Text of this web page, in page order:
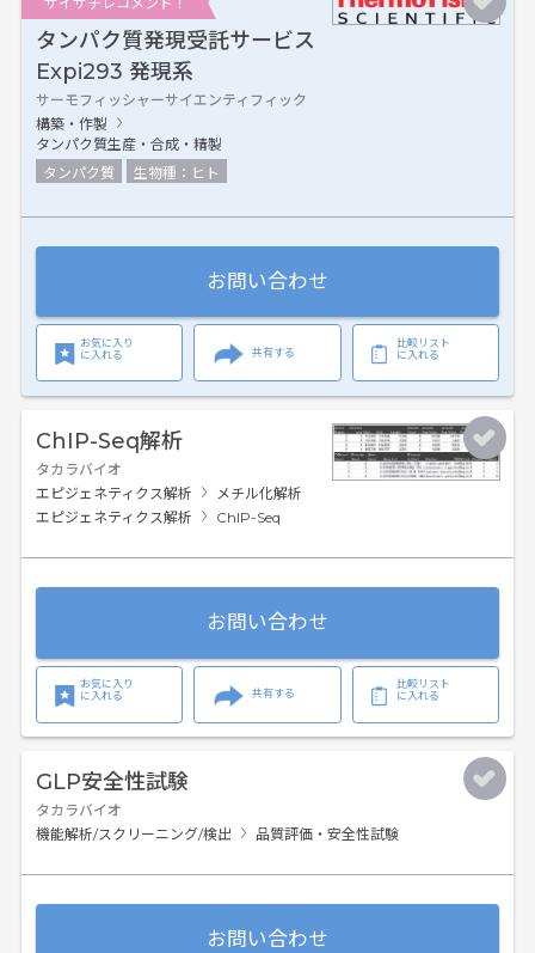
タンパク質発現受託サービス
Expi293 発現系
サーモフィッシャーサイエンティフィック
構築・作製
タンパク質生産・合成・精製
タンパク質
生物種：ヒト
お問い合わせ
お気に入り
に入れる
共有する
比較リスト
に入れる
ChIP-Seq解析
タカラバイオ
エピジェネティクス解析
メチル化解析
エピジェネティクス解析
ChIP-Seq
お問い合わせ
お気に入り
に入れる
共有する
比較リスト
に入れる
GLP安全性試験
タカラバイオ
機能解析/スクリーニング/検出
品質評価・安全性試験
お問い合わせ